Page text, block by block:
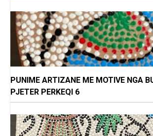
PUNIME ARTIZANE ME MOTIVE NGA
PJETER PERKEQI 6